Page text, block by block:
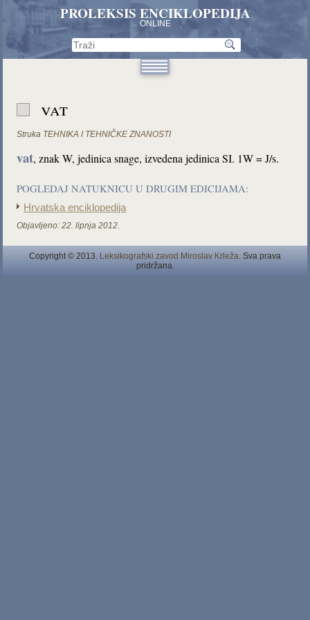
PROLEKSIS ENCIKLOPEDIJA
ONLINE
vat
Struka TEHNIKA I TEHNIČKE ZNANOSTI
vat, znak W, jedinica snage, izvedena jedinica SI. 1W = J/s.
POGLEDAJ NATUKNICU U DRUGIM EDICIJAMA:
Hrvatska enciklopedija
Objavljeno: 22. lipnja 2012.
Copyright © 2013. Leksikografski zavod Miroslav Krleža. Sva prava
pridržana.